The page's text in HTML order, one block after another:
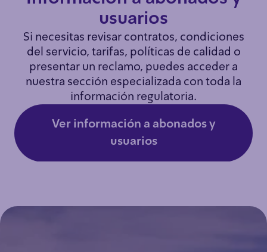
usuarios
Si necesitas revisar contratos, condiciones
del servicio, tarifas, políticas de calidad o
presentar un reclamo, puedes acceder a
nuestra sección especializada con toda la
información regulatoria.
Ver información a abonados y
usuarios